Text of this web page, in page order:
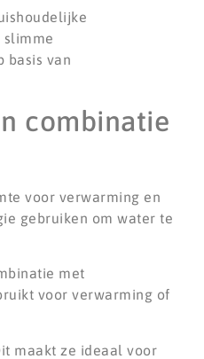
slimme
basis van
combinatie
voor verwarming en
gebruiken om water te
met
voor verwarming of
maakt ze ideaal voor